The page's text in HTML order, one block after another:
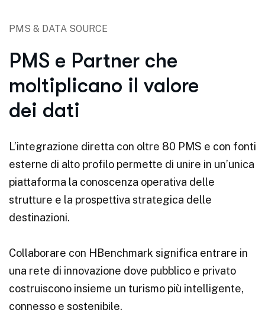
PMS & DATA SOURCE
PMS e Partner che
moltiplicano il valore
dei dati
L’integrazione diretta con oltre 80 PMS e con fonti
esterne di alto profilo permette di unire in un’unica
piattaforma la conoscenza operativa delle
strutture e la prospettiva strategica delle
destinazioni.
Collaborare con HBenchmark significa entrare in
una rete di innovazione dove pubblico e privato
costruiscono insieme un turismo più intelligente,
connesso e sostenibile.